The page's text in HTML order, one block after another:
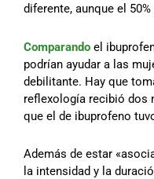
diferente, aunque el
Comparando el
podrían ayudar a las
debilitante. Hay que
reflexología recibió dos
que el de ibuprofeno
Además de estar
la intensidad y la